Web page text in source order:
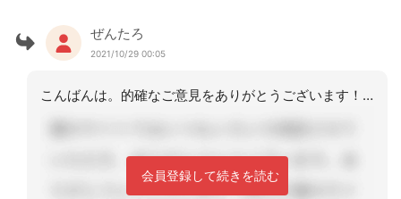
ぜんたろ
2021/10/29 00:05
こんばんは。的確なご意見をありがとうございます！頂戴した内容を元に、支援させて頂
会員登録して続きを読む